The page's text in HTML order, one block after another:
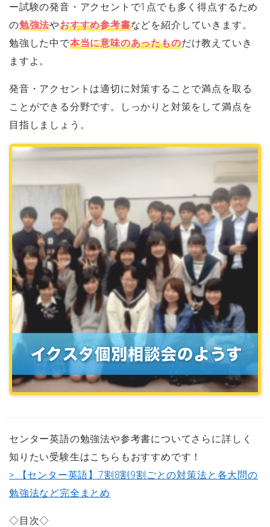
ー試験の発音・アクセントで1点でも多く得点するため
の勉強法やおすすめ参考書などを紹介していきます。
勉強した中で本当に意味のあったものだけ教えていき
ますよ。
発音・アクセントは適切に対策することで満点を取る
ことができる分野です。しっかりと対策をして満点を
目指しましょう。
センター英語の勉強法や参考書についてさらに詳しく
知りたい受験生はこちらもおすすめです！
> 【センター英語】7割8割9割ごとの対策法と各大問の
勉強法など完全まとめ
◇目次◇